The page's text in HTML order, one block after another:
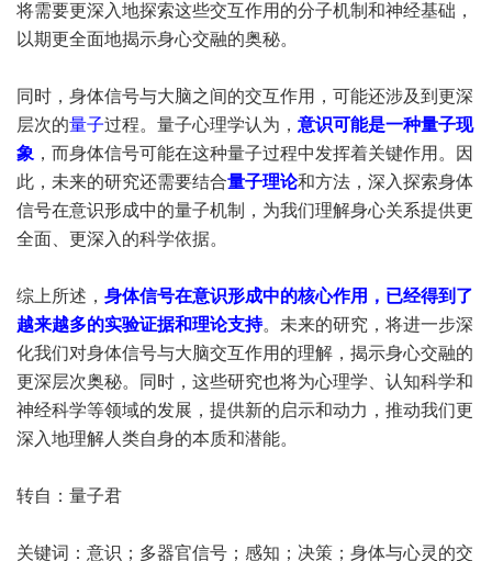
将需要更深入地探索这些交互作用的分子机制和神经基础，
以期更全面地揭示身心交融的奥秘。
同时，身体信号与大脑之间的交互作用，可能还涉及到更深
层次的量子过程。量子心理学认为， 意识可能是一种量子现
象 ，而身体信号可能在这种量子过程中发挥着关键作用。因
此，未来的研究还需要结合量子理论和方法，深入探索身体
信号在意识形成中的量子机制，为我们理解身心关系提供更
全面、更深入的科学依据。
综上所述， 身体信号在意识形成中的核心作用，已经得到了
越来越多的实验证据和理论支持。未来的研究，将进一步深
化我们对身体信号与大脑交互作用的理解，揭示身心交融的
更深层次奥秘。同时，这些研究也将为心理学、认知科学和
神经科学等领域的发展，提供新的启示和动力，推动我们更
深入地理解人类自身的本质和潜能。
转自：量子君
关键词：意识；多器官信号；感知；决策；身体与心灵的交